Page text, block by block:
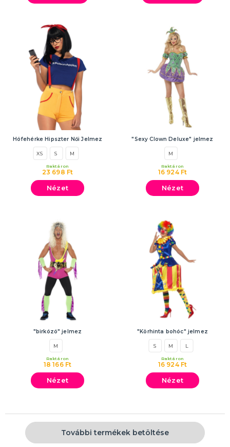
Hófehérke Hipszter Női Jelmez
XS S M
23 698 Ft
Raktáron
Nézet
"Sexy Clown Deluxe" jelmez
M
16 924 Ft
Raktáron
Nézet
"birkózó" jelmez
M
18 166 Ft
Raktáron
Nézet
"Körhinta bohóc" jelmez
S M L
16 924 Ft
Raktáron
Nézet
További termékek betöltése